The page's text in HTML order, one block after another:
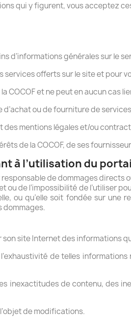
qui y figurent, vous acceptez
d’informations générales sur le
offerts sur le site et pour
et ne peut en aucun cas
ou de fourniture de
des mentions légales et/ou
de la COCOF, de ses
à l’utilisation du
de dommages directs
de l’impossibilité de l’utiliser
ou qu’elle soit fondée sur une
dommages.
site Internet des informations
de telles
inexactitudes de contenu, des
de modifications.